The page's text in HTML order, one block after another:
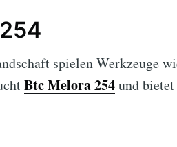
spielen Werkzeuge
Btc Melora 254und